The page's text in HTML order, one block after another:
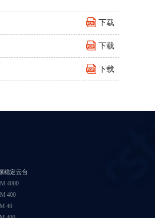
下载
下载
下载
稳定云台
4000
400
40